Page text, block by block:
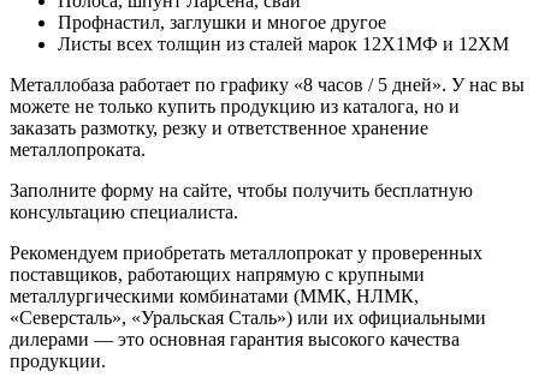
Профнастил, заглушки и многое другое
Листы всех толщин из сталей марок 12Х1МФ и 12ХМ
Металлобаза работает по графику «8 часов / 5 дней». У нас вы
можете не только купить продукцию из каталога, но и
заказать размотку, резку и ответственное хранение
металлопроката.
Заполните форму на сайте, чтобы получить бесплатную
консультацию специалиста.
Рекомендуем приобретать металлопрокат у проверенных
поставщиков, работающих напрямую с крупными
металлургическими комбинатами (ММК, НЛМК,
«Северсталь», «Уральская Сталь») или их официальными
дилерами — это основная гарантия высокого качества
продукции.